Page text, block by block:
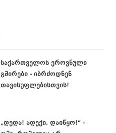
საქართველოს ეროვნული
გმირები - იბრძოდნენ
თავისუფლებისთვის!
„დედა! ადექი, დაიწყო!“ -